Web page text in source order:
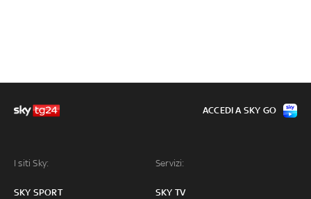
I siti Sky:
SKY SPORT
Servizi:
SKY TV
ACCEDI A SKY GO